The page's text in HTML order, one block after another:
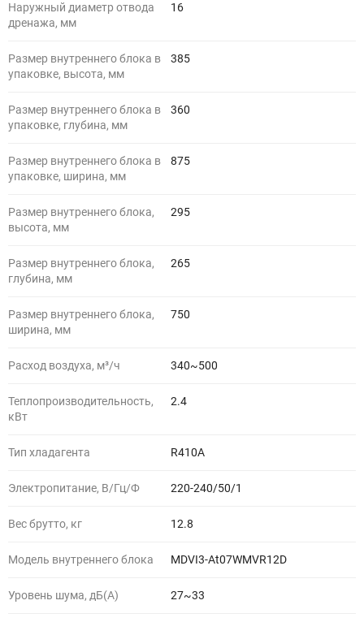
Наружный диаметр отвода
дренажа, мм
16
Размер внутреннего блока в
упаковке, высота, мм
385
Размер внутреннего блока в
упаковке, глубина, мм
360
Размер внутреннего блока в
упаковке, ширина, мм
875
Размер внутреннего блока,
высота, мм
295
Размер внутреннего блока,
глубина, мм
265
Размер внутреннего блока,
ширина, мм
750
Расход воздуха, м³/ч 340~500
Теплопроизводительность,
кВт
2.4
Тип хладагента R410A
Электропитание, В/Гц/Ф 220-240/50/1
Вес брутто, кг 12.8
Модель внутреннего блока MDVI3-At07WMVR12D
Уровень шума, дБ(A) 27~33